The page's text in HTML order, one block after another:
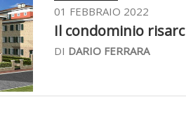
01 FEBBRAIO 2022
Il condominio
DI DARIO FERRARA